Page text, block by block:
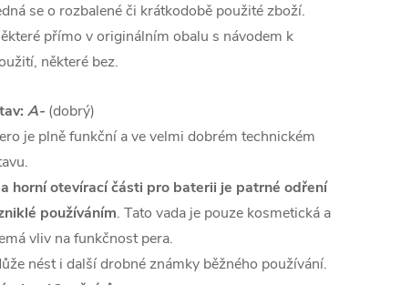
se o rozbalené či krátkodobě použité zboží.
přímo v originálním obalu s návodem k
některé bez.
A- (dobrý)
je plně funkční a ve velmi dobrém technickém
horní otevírací části pro baterii je patrné odření
používáním. Tato vada je pouze kosmetická a
vliv na funkčnost pera.
nést i další drobné známky běžného používání.